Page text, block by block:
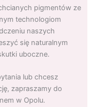
pigmentów ze
technologiom
naszych
się naturalnym
uboczne.
lub chcesz
zapraszamy do
w Opolu.